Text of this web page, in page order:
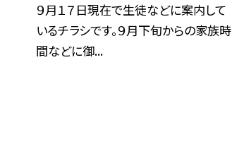
９月１７日現在で生徒などに案内して
いるチラシです。９月下旬からの家族時
間などに御...